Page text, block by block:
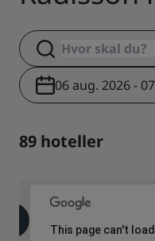
06 aug. 2026 -
89 hoteller
This page can't